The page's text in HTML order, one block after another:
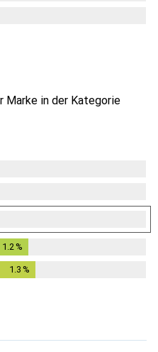
in der Kategorie
1.2 %
1.3 %